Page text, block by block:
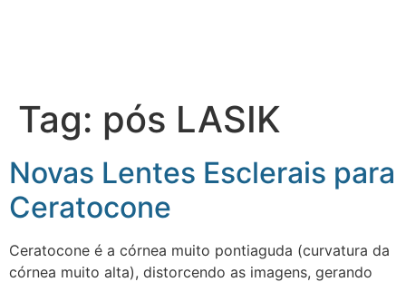
Tag: pós LASIK
Novas Lentes Esclerais para
Ceratocone
Ceratocone é a córnea muito pontiaguda (curvatura da
córnea muito alta), distorcendo as imagens, gerando